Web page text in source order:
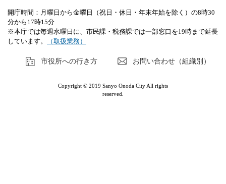
開庁時間：月曜日から金曜日（祝日・休日・年末年始を除く）の8時30
分から17時15分
※本庁では毎週水曜日に、市民課・税務課では一部窓口を19時まで延長
しています。
（取扱業務）
市役所への行き方 お問い合わせ（組織別）
Copyright © 2019 Sanyo Onoda City All rights
reserved.